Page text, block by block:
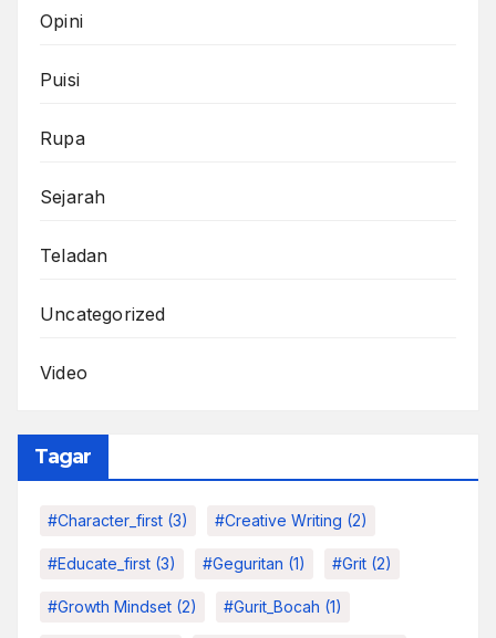
Opini
Puisi
Rupa
Sejarah
Teladan
Uncategorized
Video
Tagar
#character_first (3) #Creative Writing (2)
#educate_first (3) #Geguritan (1) #grit (2)
#growth Mindset (2) #Gurit_Bocah (1)